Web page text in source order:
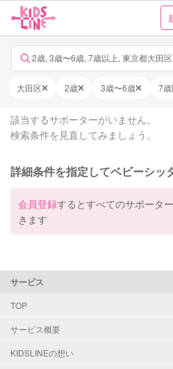
2歳, 3歳〜6歳, 7歳以上, 東京都大田
大田区 2歳 3歳〜6歳 7
該当するサポーターがいません。
検索条件を見直してみましょう。
詳細条件を指定してベビーシッ
会員登録するとすべてのサポータ
きます
サービス
TOP
サービス概要
KIDSLINEの想い